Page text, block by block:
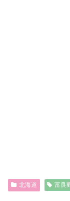
北海道 富良